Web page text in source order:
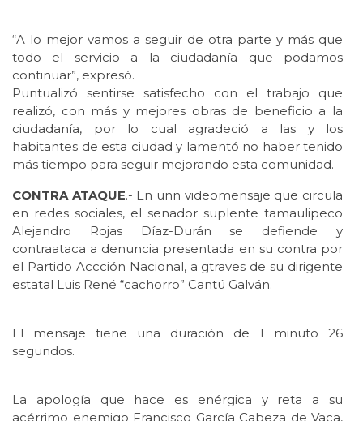
“A lo mejor vamos a seguir de otra parte y más que
todo el servicio a la ciudadanía que podamos
continuar”, expresó.
Puntualizó sentirse satisfecho con el trabajo que
realizó, con más y mejores obras de beneficio a la
ciudadanía, por lo cual agradeció a las y los
habitantes de esta ciudad y lamentó no haber tenido
más tiempo para seguir mejorando esta comunidad.
CONTRA ATAQUE.- En unn videomensaje que circula
en redes sociales, el senador suplente tamaulipeco
Alejandro Rojas Díaz-Durán se defiende y
contraataca a denuncia presentada en su contra por
el Partido Accción Nacional, a gtraves de su dirigente
estatal Luis René “cachorro” Cantú Galván.
El mensaje tiene una duración de 1 minuto 26
segundos.
La apología que hace es enérgica y reta a su
acérrimo enemigo Francisco García Cabeza de Vaca,